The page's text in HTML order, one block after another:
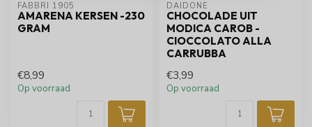
FABBRI 1905
AMARENA KERSEN -230
GRAM
€8,99
Op voorraad
DAIDONE
CHOCOLADE UIT
MODICA CAROB -
CIOCCOLATO ALLA
CARRUBBA
€3,99
Op voorraad